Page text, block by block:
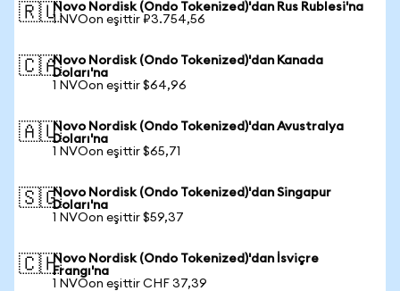
🇷🇺Novo Nordisk (Ondo Tokenized)'dan Rus Rublesi'na
1 NVOon eşittir ₽3.754,56
🇨🇦Novo Nordisk (Ondo Tokenized)'dan Kanada
Doları'na
1 NVOon eşittir $64,96
🇦🇺Novo Nordisk (Ondo Tokenized)'dan Avustralya
Doları'na
1 NVOon eşittir $65,71
🇸🇬Novo Nordisk (Ondo Tokenized)'dan Singapur
Doları'na
1 NVOon eşittir $59,37
🇨🇭Novo Nordisk (Ondo Tokenized)'dan İsviçre
Frangı'na
1 NVOon eşittir CHF 37,39